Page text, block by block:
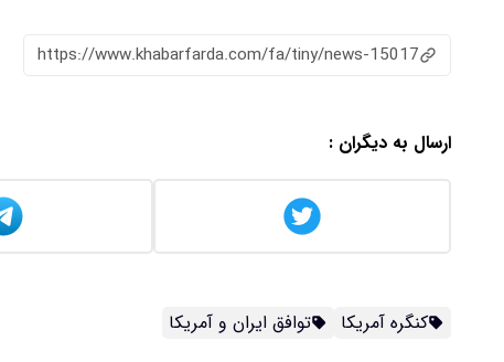
https://www.khabarfarda.com/fa/tiny/news-15017
ارسال به دیگران :
کنگره آمریکا توافق ایران و آمریکا